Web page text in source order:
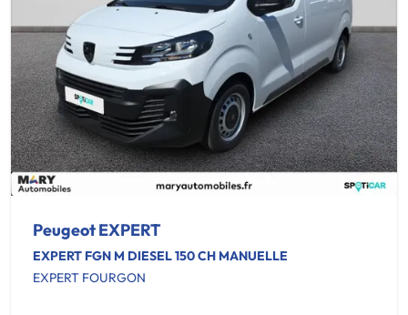
Peugeot EXPERT
EXPERT FGN M DIESEL 150 CH MANUELLE
EXPERT FOURGON